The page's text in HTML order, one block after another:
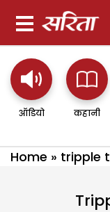
ऑडियो कहानी
Home » tripple